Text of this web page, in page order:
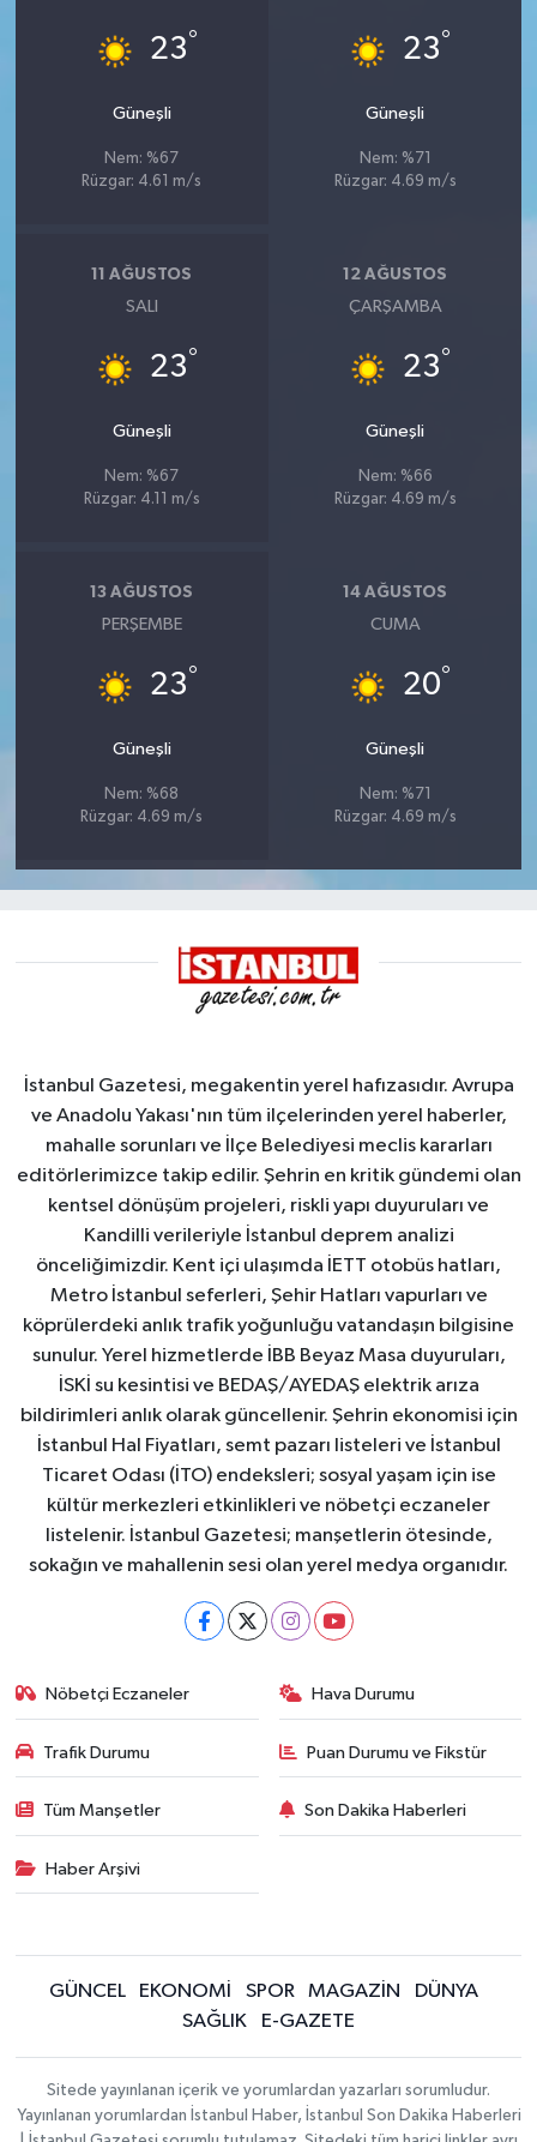
23°
Güneşli
Nem: %67
Rüzgar: 4.61 m/s
23°
Güneşli
Nem: %71
Rüzgar: 4.69 m/s
11 AĞUSTOS
SALI
23°
Güneşli
Nem: %67
Rüzgar: 4.11 m/s
12 AĞUSTOS
ÇARŞAMBA
23°
Güneşli
Nem: %66
Rüzgar: 4.69 m/s
13 AĞUSTOS
PERŞEMBE
23°
Güneşli
Nem: %68
Rüzgar: 4.69 m/s
14 AĞUSTOS
CUMA
20°
Güneşli
Nem: %71
Rüzgar: 4.69 m/s
İstanbul Gazetesi, megakentin yerel hafızasıdır. Avrupa
ve Anadolu Yakası'nın tüm ilçelerinden yerel haberler,
mahalle sorunları ve İlçe Belediyesi meclis kararları
editörlerimizce takip edilir. Şehrin en kritik gündemi olan
kentsel dönüşüm projeleri, riskli yapı duyuruları ve
Kandilli verileriyle İstanbul deprem analizi
önceliğimizdir. Kent içi ulaşımda İETT otobüs hatları,
Metro İstanbul seferleri, Şehir Hatları vapurları ve
köprülerdeki anlık trafik yoğunluğu vatandaşın bilgisine
sunulur. Yerel hizmetlerde İBB Beyaz Masa duyuruları,
İSKİ su kesintisi ve BEDAŞ/AYEDAŞ elektrik arıza
bildirimleri anlık olarak güncellenir. Şehrin ekonomisi için
İstanbul Hal Fiyatları, semt pazarı listeleri ve İstanbul
Ticaret Odası (İTO) endeksleri; sosyal yaşam için ise
kültür merkezleri etkinlikleri ve nöbetçi eczaneler
listelenir. İstanbul Gazetesi; manşetlerin ötesinde,
sokağın ve mahallenin sesi olan yerel medya organıdır.
Nöbetçi Eczaneler Hava Durumu
Trafik Durumu Puan Durumu ve Fikstür
Tüm Manşetler Son Dakika Haberleri
Haber Arşivi
GÜNCEL EKONOMİ SPOR MAGAZİN
DÜNYA
SAĞLIK
E-GAZETE
Sitede yayınlanan içerik ve yorumlardan yazarları sorumludur.
Yayınlanan yorumlardan İstanbul Haber, İstanbul Son Dakika Haberleri